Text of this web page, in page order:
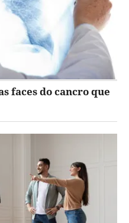
faces do cancro que